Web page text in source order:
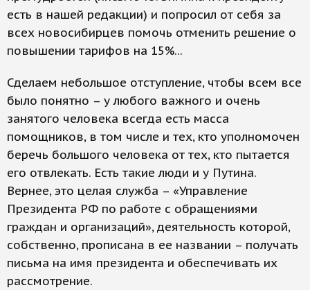
есть в нашей редакции) и попросил от себя за
всех новосибирцев помочь отменить решение о
повышении тарифов на 15%...
Сделаем небольшое отступление, чтобы всем все
было понятно – у любого важного и очень
занятого человека всегда есть масса
помощников, в том числе и тех, кто уполномочен
беречь большого человека от тех, кто пытается
его отвлекать. Есть такие люди и у Путина.
Вернее, это целая служба – «Управление
Президента РФ по работе с обращениями
граждан и организаций», деятельность которой,
собственно, прописана в ее названии – получать
письма на имя президента и обеспечивать их
рассмотрение.